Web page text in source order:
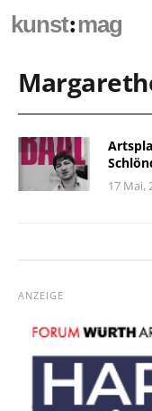
kunst:mag
17 Mai,
ANZEIGE